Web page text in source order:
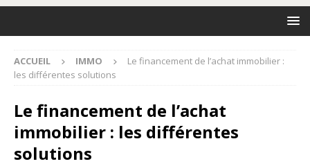
ACCUEIL IMMO
Le financement de l’achat immobilier :
les différentes solutions
Le financement de l’achat
immobilier : les différentes
solutions